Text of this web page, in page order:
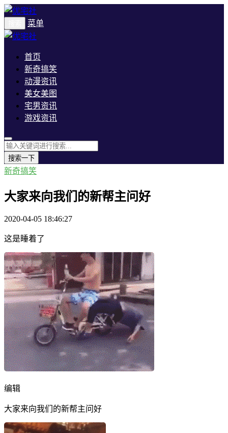
菜单
首页
新奇搞笑
动漫资讯
美女美图
宅男资讯
游戏资讯
搜索一下
新奇搞笑
大家来向我们的新帮主问好
2020-04-05 18:46:27
这是睡着了
编辑
大家来向我们的新帮主问好